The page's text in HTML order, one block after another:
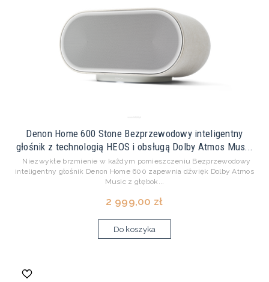
Denon Home 600 Stone Bezprzewodowy inteligentny
głośnik z technologią HEOS i obsługą Dolby Atmos Mus...
Niezwykłe brzmienie w każdym pomieszczeniu Bezprzewodowy
inteligentny głośnik Denon Home 600 zapewnia dźwięk Dolby Atmos
Music z głębok...
2 999,00 zł
Do koszyka